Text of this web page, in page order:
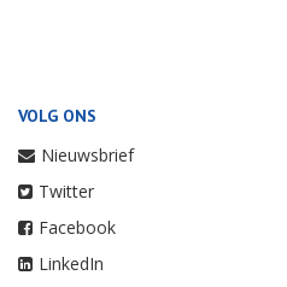
VOLG ONS
Nieuwsbrief
Twitter
Facebook
LinkedIn